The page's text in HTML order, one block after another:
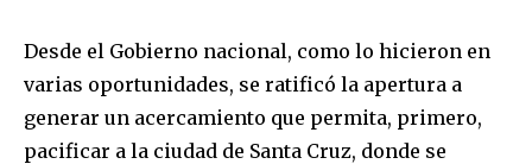
Desde el Gobierno nacional, como lo hicieron en
varias oportunidades, se ratificó la apertura a
generar un acercamiento que permita, primero,
pacificar a la ciudad de Santa Cruz, donde se